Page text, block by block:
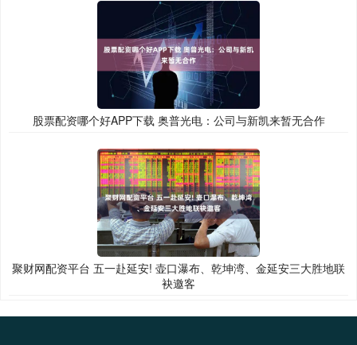
股票配资哪个好APP下载 奥普光电：公司与新凯来暂无合作
聚财网配资平台 五一赴延安! 壶口瀑布、乾坤湾、金延安三大胜地联
袂邀客